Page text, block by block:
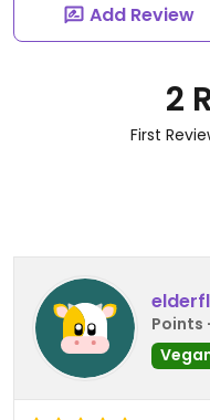
Add Review
2
First
Points